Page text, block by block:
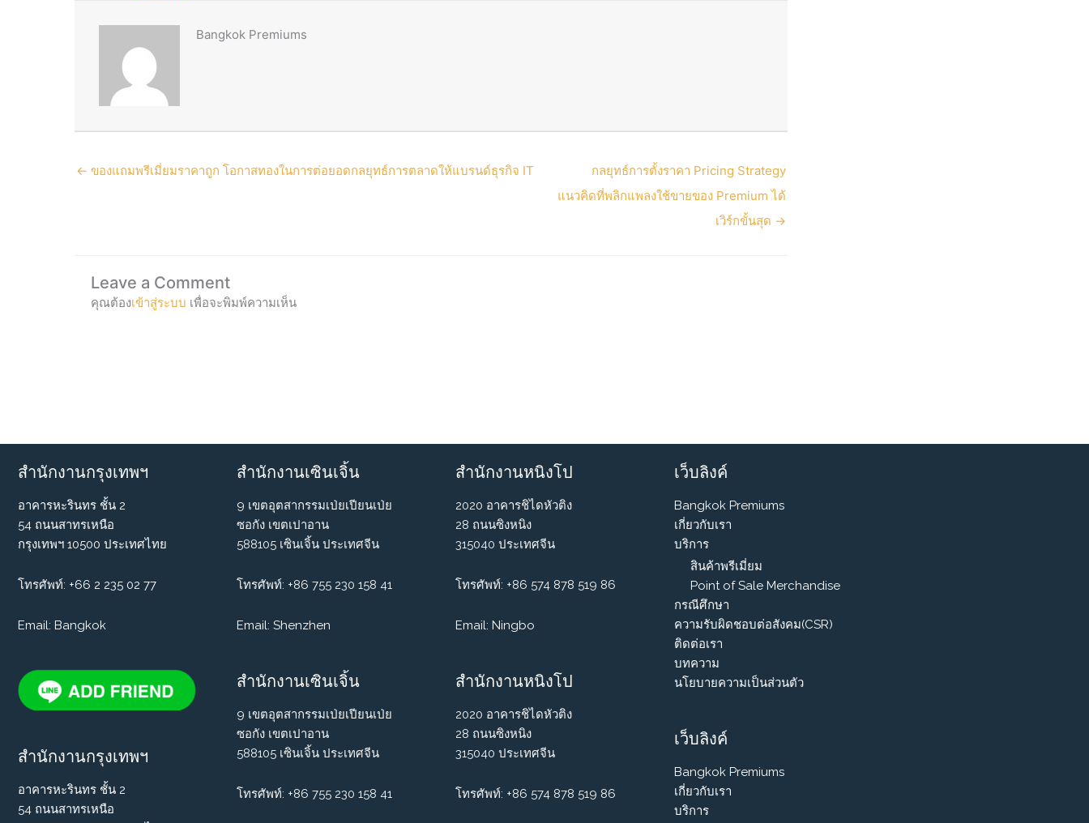
Bangkok Premiums
← ของแถมพรีเมี่ยมราคาถูก โอกาสทองในการต่อยอดกลยุทธ์การตลาดให้แบรนด์ธุรกิจ IT
กลยุทธ์การตั้งราคา Pricing Strategy
แนวคิดที่พลิกแพลงใช้ขายของ Premium ได้
เวิร์กขั้นสุด →
Leave a Comment
คุณต้องเข้าสู่ระบบ เพื่อจะพิมพ์ความเห็น
สำนักงานกรุงเทพฯ
อาคารหะรินทร ชั้น 2
54 ถนนสาทรเหนือ
กรุงเทพฯ 10500 ประเทศไทย
โทรศัพท์: +66 2 235 02 77
Email: Bangkok
สำนักงานกรุงเทพฯ
อาคารหะรินทร ชั้น 2
54 ถนนสาทรเหนือ
สำนักงานเซินเจิ้น
9 เขตอุตสากรรมเป่ยเปียนเป่ย
ซอกัง เขตเปาอาน
588105 เซินเจิ้น ประเทศจีน
โทรศัพท์: +86 755 230 158 41
Email: Shenzhen
สำนักงานเซินเจิ้น
9 เขตอุตสากรรมเป่ยเปียนเป่ย
ซอกัง เขตเปาอาน
588105 เซินเจิ้น ประเทศจีน
โทรศัพท์: +86 755 230 158 41
สำนักงานหนิงโป
2020 อาคารชิไดหัวติง
28 ถนนซิงหนิง
315040 ประเทศจีน
โทรศัพท์: +86 574 878 519 86
Email: Ningbo
สำนักงานหนิงโป
2020 อาคารชิไดหัวติง
28 ถนนซิงหนิง
315040 ประเทศจีน
โทรศัพท์: +86 574 878 519 86
เว็บลิงค์
Bangkok Premiums
เกี่ยวกับเรา
บริการ
สินค้าพรีเมี่ยม
Point of Sale Merchandise
กรณีศึกษา
ความรับผิดชอบต่อสังคม(CSR)
ติดต่อเรา
บทความ
นโยบายความเป็นส่วนตัว
เว็บลิงค์
Bangkok Premiums
เกี่ยวกับเรา
บริการ